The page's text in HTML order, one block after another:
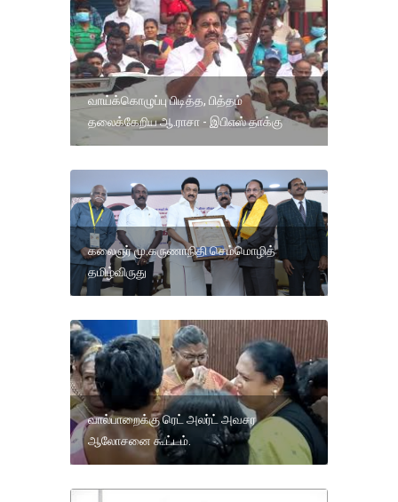
வாய்க்கொழுப்பு பிடித்த, பித்தம்
தலைக்கேறிய ஆ.ராசா - இபிஎஸ் தாக்கு
கலைஞர் மு.கருணாநிதி செம்மொழித்
தமிழ்விருது
வால்பாறைக்கு ரெட் அலர்ட் அவசர
ஆலோசனை கூட்டம்.